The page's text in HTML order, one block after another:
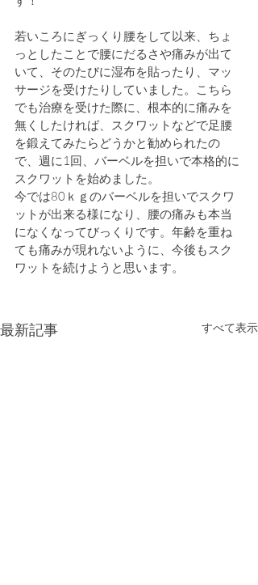
若いころにぎっくり腰をして以来、ちょ
っとしたことで腰にだるさや痛みが出て
いて、そのたびに湿布を貼ったり、マッ
サージを受けたりしていました。こちら
でも治療を受けた際に、根本的に痛みを
無くしたければ、スクワットなどで足腰
を鍛えてみたらどうかと勧められたの
で、週に1回、バーベルを担いで本格的に
スクワットを始めました。
今では80ｋｇのバーベルを担いでスクワ
ットが出来る様になり、腰の痛みも本当
になくなってびっくりです。年齢を重ね
ても痛みが現れないように、今後もスク
ワットを続けようと思います。
最新記事 すべて表示